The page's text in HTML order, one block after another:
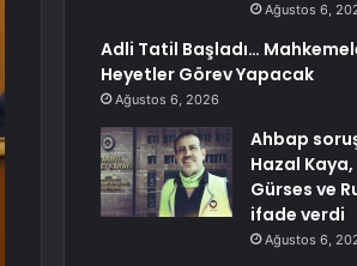
Ağustos 6,
Adli Tatil Başladı…
Heyetler Görev Yapacak
Ağustos 6, 2026
Ahbap
Hazal
Gürses ve
ifade verdi
Ağustos 6,